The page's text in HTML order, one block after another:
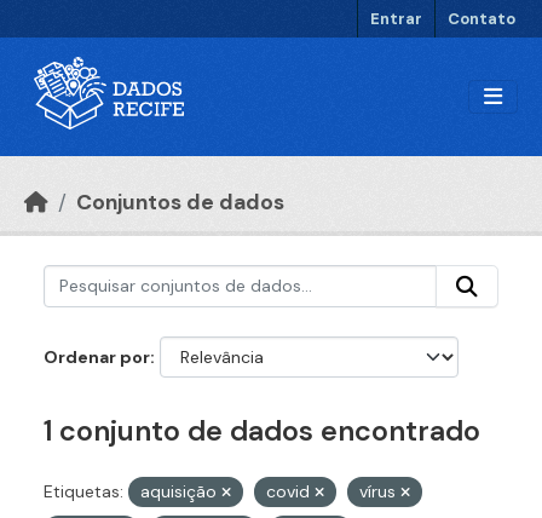
Entrar Contato
Conjuntos de dados
Ordenar por
1 conjunto de dados encontrado
Etiquetas: aquisição covid
vírus